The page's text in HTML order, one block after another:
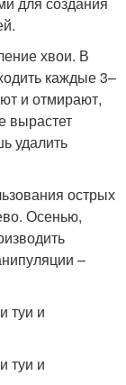
хвои. В
каждые 3–
и отмирают,
вырастет
удалить
острых
Осенью,
–